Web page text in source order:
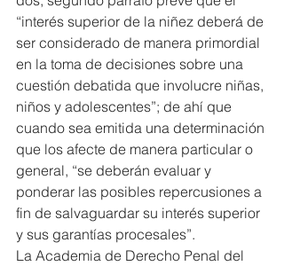
“interés superior de la niñez deberá de
ser considerado de manera primordial
en la toma de decisiones sobre una
cuestión debatida que involucre niñas,
niños y adolescentes”; de ahí que
cuando sea emitida una determinación
que los afecte de manera particular o
general, “se deberán evaluar y
ponderar las posibles repercusiones a
fin de salvaguardar su interés superior
y sus garantías procesales”.
La Academia de Derecho Penal del